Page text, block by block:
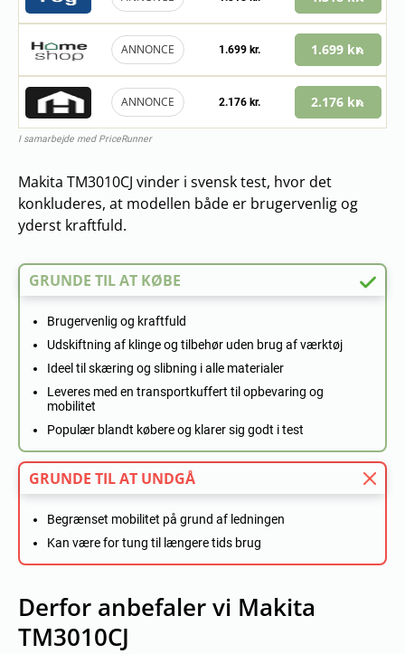
ANNONCE 1.699 kr. 1.699 kr.
ANNONCE 2.176 kr. 2.176 kr.
I samarbejde med PriceRunner
Makita TM3010CJ vinder i svensk test, hvor det
konkluderes, at modellen både er brugervenlig og
yderst kraftfuld.
GRUNDE TIL AT KØBE
Brugervenlig og kraftfuld
Udskiftning af klinge og tilbehør uden brug af værktøj
Ideel til skæring og slibning i alle materialer
Leveres med en transportkuffert til opbevaring og
mobilitet
Populær blandt købere og klarer sig godt i test
GRUNDE TIL AT UNDGÅ
Begrænset mobilitet på grund af ledningen
Kan være for tung til længere tids brug
Derfor anbefaler vi Makita
TM3010CJ